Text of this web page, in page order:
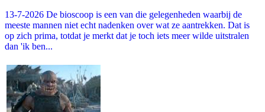
13-7-2026 De bioscoop is een van die gelegenheden waarbij de
meeste mannen niet echt nadenken over wat ze aantrekken. Dat is
op zich prima, totdat je merkt dat je toch iets meer wilde uitstralen
dan 'ik ben...